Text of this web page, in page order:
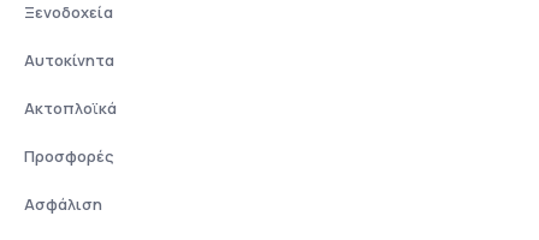
Ξενοδοχεία
Αυτοκίνητα
Ακτοπλοϊκά
Προσφορές
Ασφάλιση